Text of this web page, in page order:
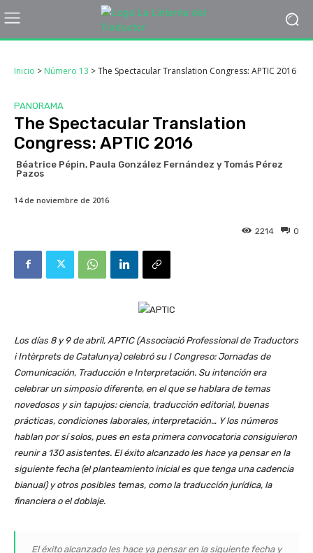
Inicio > Número 13 >The Spectacular Translation Congress: APTIC 2016
PANORAMA
The Spectacular Translation
Congress: APTIC 2016
Béatrice Pépin, Paula González Fernández y Tomás Pérez
Pazos
14 de noviembre de 2016
0
2214
Los días 8 y 9 de abril, APTIC (Associació Professional de Traductors
i Intèrprets de Catalunya) celebró su I Congreso: Jornadas de
Comunicación, Traducción e Interpretación. Su intención era
celebrar un simposio diferente, en el que se hablara de temas
novedosos y sin tapujos: ciencia, traducción editorial, buenas
prácticas, condiciones laborales, interpretación… Y los números
hablan por sí solos, pues en esta primera convocatoria consiguieron
reunir a 130 asistentes. El éxito alcanzado les hace ya pensar en la
siguiente fecha (el planteamiento inicial es que tenga una cadencia
bianual) y otros posibles temas, como la traducción jurídica, la
financiera o el doblaje.
El éxito alcanzado les hace ya pensar en la siguiente fecha y